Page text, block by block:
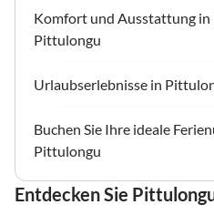
Komfort und Ausstattung
Pittulongu
Urlaubserlebnisse in
Buchen Sie Ihre ideale
Pittulongu
Entdecken Sie